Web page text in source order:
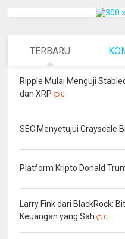
TERBARU
Ripple Mulai Menguji
dan XRP
0
SEC Menyetujui Grayscale
Platform Kripto Donald
Larry Fink dari BlackRock:
Keuangan yang Sah
0